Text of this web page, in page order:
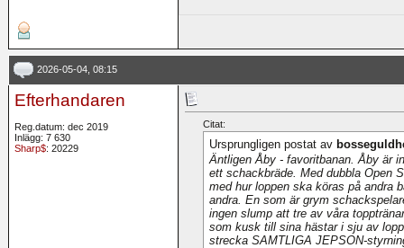
2026-05-04, 08:15
Efterhandaren
Reg.datum: dec 2019
Inlägg: 7 630
Sharp$: 20229
Citat:
Ursprungligen postat av
Äntligen Åby - favoritbanan. Åby är
ett schackbräde. Med dubbla Open
med hur loppen ska köras på andra
andra. En som är grym
ingen slump att tre av våra
som kusk till sina hästar i sju av
strecka SAMTLIGA JEPSON-